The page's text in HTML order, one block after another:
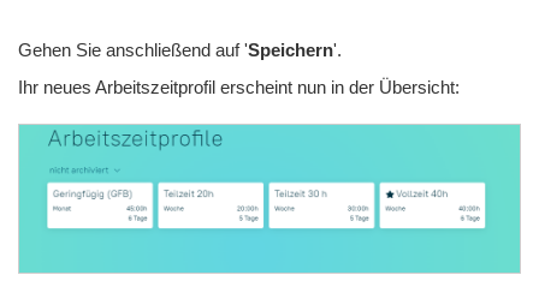
Gehen Sie anschließend auf 'Speichern'.
Ihr neues Arbeitszeitprofil erscheint nun in der Übersicht: